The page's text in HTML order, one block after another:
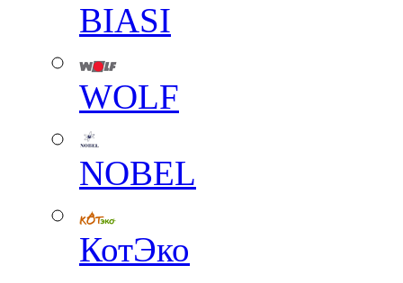
BIASI
WOLF
NOBEL
КотЭко